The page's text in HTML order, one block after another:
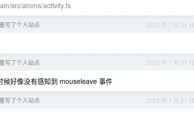
src/atoms/activity.ts
2023 年 7 月 31 日
写了个人站点
2023 年 7 月 31 日
写了个人站点
好像没有感知到 mouseleave 事件
2023 年 7 月 31 日
写了个人站点